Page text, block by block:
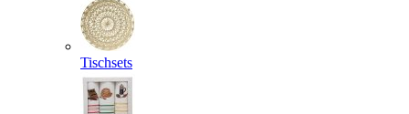
Tischsets